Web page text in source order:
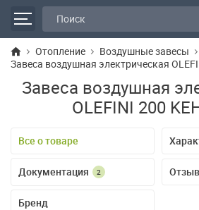
Отопление
Воздушные завесы
Завеса воздушная электрическая
Завеса воздушная
OLEFINI 200
Все о товаре
Документация 2
Бренд